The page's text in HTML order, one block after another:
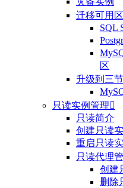
迁移可用区
SQL
区
升级到三
只读实例管理
只读简介
创建只读
重启只读
只读代理
创建
删除